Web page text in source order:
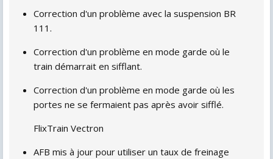
Correction d'un problème avec la suspension BR
111.
Correction d'un problème en mode garde où le
train démarrait en sifflant.
Correction d'un problème en mode garde où les
portes ne se fermaient pas après avoir sifflé.
FlixTrain Vectron
AFB mis à jour pour utiliser un taux de freinage